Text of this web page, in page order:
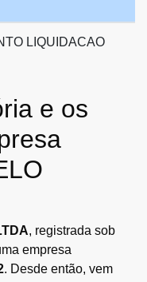
LIQUIDACAO
e os
, registrada sob
empresa
. Desde então, vem